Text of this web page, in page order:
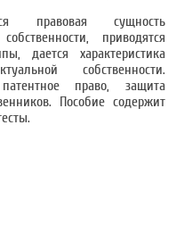
правовая сущность
приводятся
дается характеристика
собственности.
патентное право, защита
Пособие содержит